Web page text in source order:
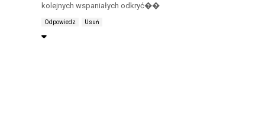
kolejnych wspaniałych odkryć��
Odpowiedz Usuń